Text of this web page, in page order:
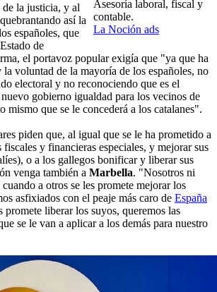
Asesoría laboral, fiscal y
contable.
La Noción ads
la justicia, y al
así la
españoles, que
de
el portavoz popular exigía que "ya que ha
voluntad de la mayoría de los españoles, no
electoral y no reconociendo que es el
gobierno igualdad para los vecinos de
mismo que se le concederá a los catalanes".
piden que, al igual que se le ha prometido a
fiscales y financieras especiales, y mejorar sus
o a los gallegos bonificar y liberar sus
venga también a Marbella. "Nosotros ni
a otros se les promete mejorar los
asfixiados con el peaje más caro de España
promete liberar los suyos, queremos las
se le van a aplicar a los demás para nuestro